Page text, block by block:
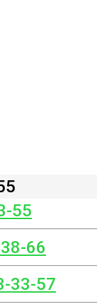
55
66
33-57